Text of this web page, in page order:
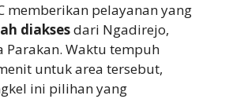
memberikan pelayanan yang
diaksesdari Ngadirejo,
Parakan. Waktu tempuh
untuk area tersebut,
ini pilihan yang